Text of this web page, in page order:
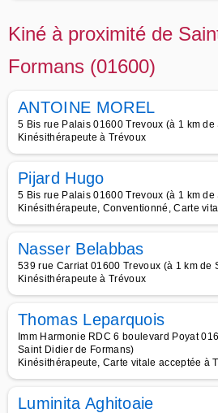
Kiné à proximité de
Formans (01600)
ANTOINE MOREL
5 Bis rue Palais 01600 Trevoux (à 1 km
Kinésithérapeute à Trévoux
Pijard Hugo
5 Bis rue Palais 01600 Trevoux (à 1 km
Kinésithérapeute, Conventionné, Carte
Nasser Belabbas
539 rue Carriat 01600 Trevoux (à 1 km de
Kinésithérapeute à Trévoux
Thomas Leparquois
Imm Harmonie RDC 6 boulevard Poyat
Saint Didier de Formans)
Kinésithérapeute, Carte vitale acceptée à
Luminita Aghitoaie